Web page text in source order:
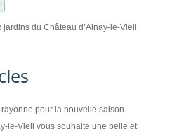
du Château d’Ainay-le-Vieil
pour la nouvelle saison
le-Vieil vous souhaite une belle et